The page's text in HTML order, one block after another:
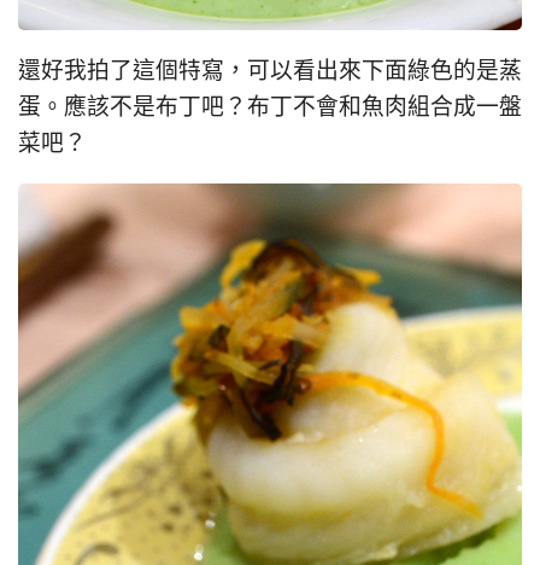
還好我拍了這個特寫，可以看出來下面綠色的是蒸
蛋。應該不是布丁吧？布丁不會和魚肉組合成一盤
菜吧？